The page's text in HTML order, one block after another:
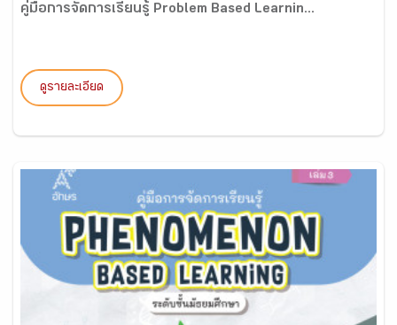
คู่มือการจัดการเรียนรู้ Problem Based Learnin...
ดูรายละเอียด